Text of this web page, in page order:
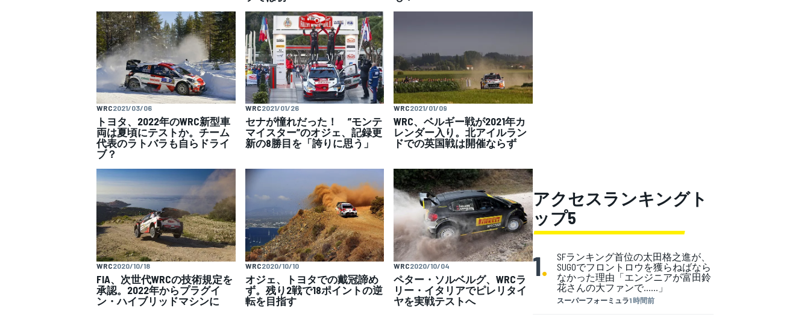
スーパーフォーミュラ
スーパーGT
WRC2021/03/06
トヨタ、2022年のWRC新型車
両は夏頃にテストか。チーム
代表のラトバラも自らドライ
ブ？
WRC2021/01/26
セナが憧れだった！ ”モンテ
マイスター”のオジェ、記録更
新の8勝目を「誇りに思う」
WRC2021/01/09
WRC、ベルギー戦が2021年カ
レンダー入り。北アイルラン
ドでの英国戦は開催ならず
WRC2020/10/18
FIA、次世代WRCの技術規定を
承認。2022年からプラグイ
ン・ハイブリッドマシンに
WRC2020/10/10
オジェ、トヨタでの戴冠諦め
ず。残り2戦で18ポイントの逆
転を目指す
WRC2020/10/04
ペター・ソルベルグ、WRCラ
リー・イタリアでピレリタイ
ヤを実戦テストへ
アクセスランキングト
ップ5
1.
スーパーフォーミュラ1 時間前
SFランキング首位の太田格之進が、
SUGOでフロントロウを獲らねばなら
なかった理由「エンジニアが富田鈴
花さんの大ファンで……」